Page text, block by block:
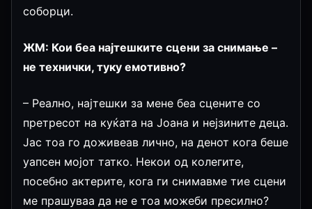
соборци.
ЖМ: Кои беа најтешките сцени за снимање –
не технички, туку емотивно?
– Реално, најтешки за мене беа сцените со
претресот на куќата на Јоана и нејзините деца.
Јас тоа го доживеав лично, на денот кога беше
уапсен мојот татко. Некои од колегите,
посебно актерите, кога ги снимавме тие сцени
ме прашуваа да не е тоа можеби пресилно?